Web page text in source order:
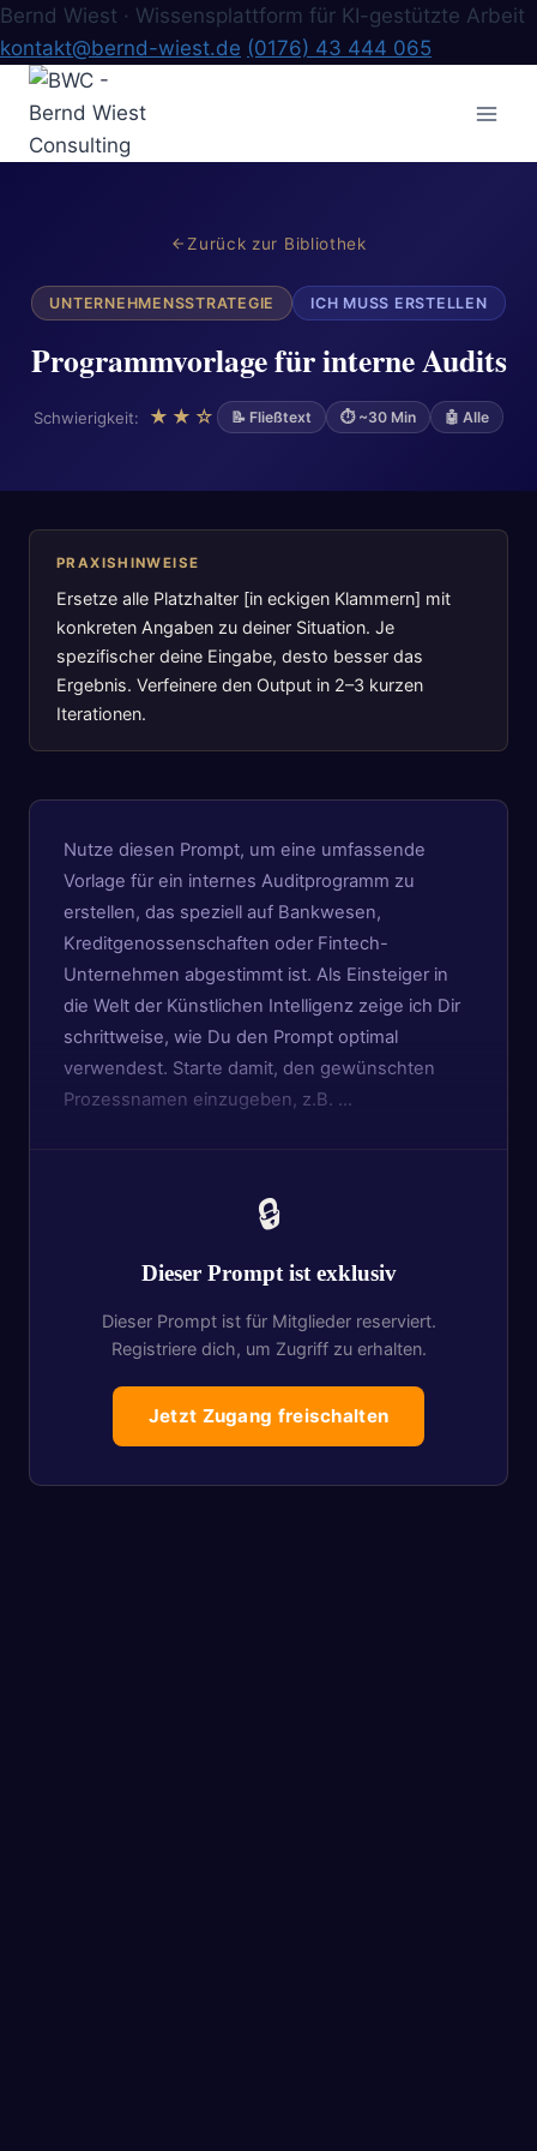
Bernd Wiest · Wissensplattform für KI-gestützte Arbeit
kontakt@bernd-wiest.de (0176) 43 444 065
Zum
Inhalt
springen
Zurück zur Bibliothek
UNTERNEHMENSSTRATEGIE ICH MUSS ERSTELLEN
Programmvorlage für interne Audits
Schwierigkeit: ★★☆ 📝 Fließtext ⏱ ~30 Min 🤖 Alle
PRAXISHINWEISE
Ersetze alle Platzhalter [in eckigen Klammern] mit
konkreten Angaben zu deiner Situation. Je
spezifischer deine Eingabe, desto besser das
Ergebnis. Verfeinere den Output in 2–3 kurzen
Iterationen.
Nutze diesen Prompt, um eine umfassende
Vorlage für ein internes Auditprogramm zu
erstellen, das speziell auf Bankwesen,
Kreditgenossenschaften oder Fintech-
Unternehmen abgestimmt ist. Als Einsteiger in
die Welt der Künstlichen Intelligenz zeige ich Dir
schrittweise, wie Du den Prompt optimal
verwendest. Starte damit, den gewünschten
Prozessnamen einzugeben, z.B. …
🔒
Dieser Prompt ist exklusiv
Dieser Prompt ist für Mitglieder reserviert.
Registriere dich, um Zugriff zu erhalten.
Jetzt Zugang freischalten